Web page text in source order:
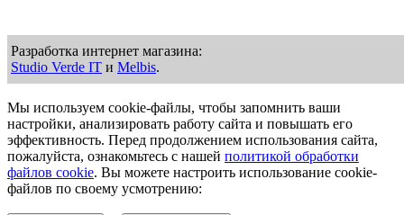
Разработка интернет магазина:
Studio Verde IT и Melbis.
Мы используем cookie-файлы, чтобы запомнить ваши
настройки, анализировать работу сайта и повышать его
эффективность. Перед продолжением использования сайта,
пожалуйста, ознакомьтесь с нашей политикой обработки
файлов cookie. Вы можете настроить использование cookie-
файлов по своему усмотрению: